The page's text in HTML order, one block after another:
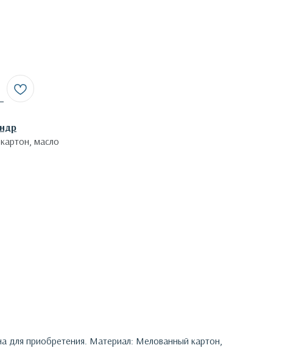
масло
для приобретения. Материал: Мелованный картон,